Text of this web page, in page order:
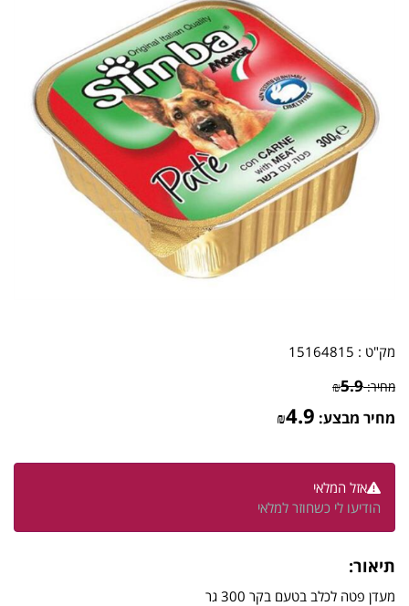
מק"ט : 15164815
מחיר: ₪5.9
מחיר מבצע: ₪4.9
אזל המלאי
הודיעו לי כשחוזר למלאי
תיאור:
מעדן פטה לכלב בטעם בקר 300 גר